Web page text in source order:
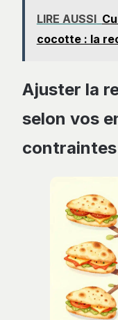
LIRE AUSSI
cocotte : la
Ajuster la
selon vos
contraintes